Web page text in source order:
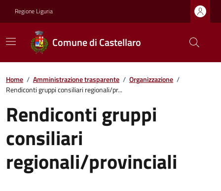
Regione Liguria
Comune di Castellaro
Home / Amministrazione trasparente / Organizzazione /
Rendiconti gruppi consiliari regionali/pr...
Rendiconti gruppi
consiliari
regionali/provinciali